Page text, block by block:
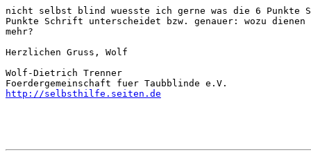
nicht selbst blind wuesste ich gerne was die 6 Punkte
Punkte Schrift unterscheidet bzw. genauer: wozu dienen
mehr?
Herzlichen Gruss, Wolf
Wolf-Dietrich Trenner
http://selbsthilfe.seiten.de